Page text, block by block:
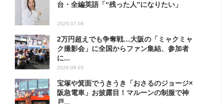
台・全編英語「“残った人”になりたい」
2026.07.08
2万円超えでも争奪戦…大阪の「ミャクミャ
ク撮影会」に全国からファン集結、参加者
に...
2026.08.03
宝塚や箕面でうきうき「おさるのジョージ×
阪急電車」お披露目！マルーンの制服で神
戸...